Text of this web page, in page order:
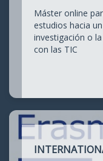
Máster online
estudios hacia
investigación o
con las TIC